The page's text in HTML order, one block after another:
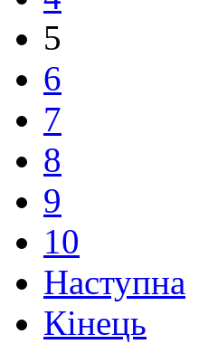
5
6
7
8
9
10
Наступна
Кінець